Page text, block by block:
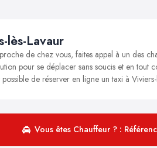
lès-Lavaur
de chez vous, faites appel à un des
pour se déplacer sans soucis et en tout
possible de réserver en ligne un taxi à
Vous êtes Chauffeur ? :